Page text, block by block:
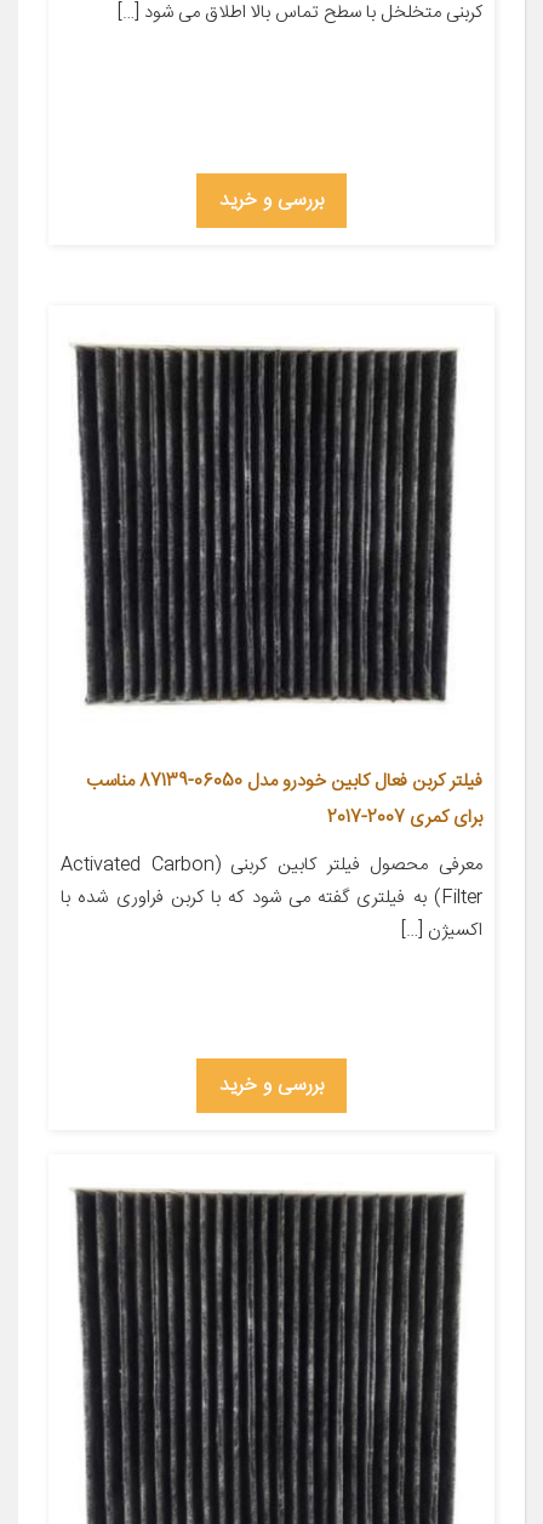
کربنی متخلخل با سطح تماس بالا اطلاق می شود […]
بررسی و خرید
فیلتر کربن فعال کابین خودرو مدل 06050-87139 مناسب
برای کمری 2007-2017
معرفی محصول فیلتر کابین کربنی (Activated Carbon
Filter) به فیلتری گفته می شود که با کربن فراوری شده با
اکسیژن […]
بررسی و خرید